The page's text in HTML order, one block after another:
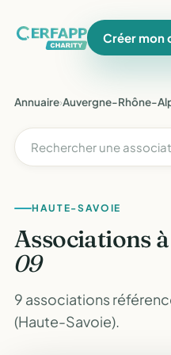
Créer mon
Annuaire›Auvergne-Rhône-
HAUTE-SAVOIE
Associations
09
9 associations
(Haute-Savoie).